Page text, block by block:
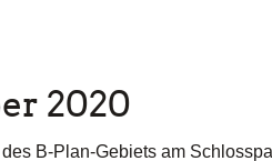
2020
B-Plan-Gebiets am